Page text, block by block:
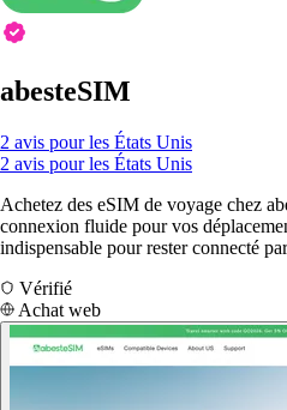
abesteSIM
2 avis pour les États Unis
2 avis pour les États Unis
Achetez des eSIM de voyage chez
connexion fluide pour vos
indispensable pour rester connecté
Vérifié
Achat web